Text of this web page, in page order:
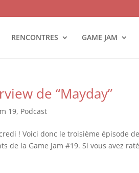
RENCONTRES GAME JAM
de “Mayday”
19, Podcast
! Voici donc le troisième épisode
de la Game Jam #19. Si vous avez